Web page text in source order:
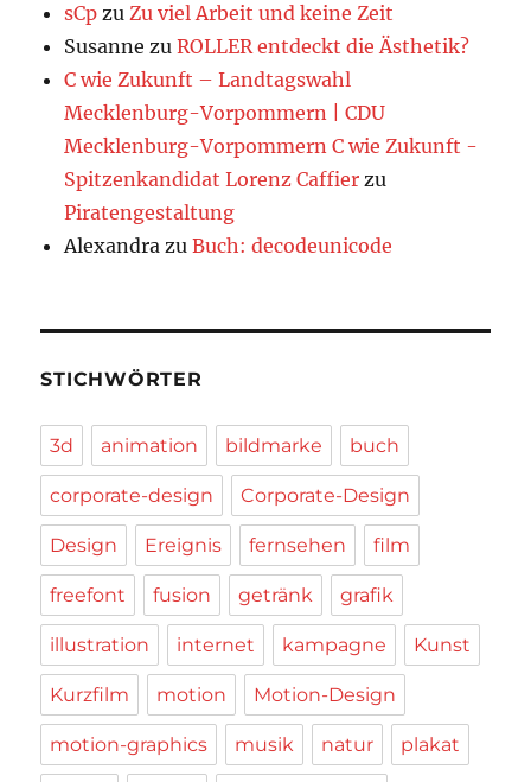
sCp zuZu viel Arbeit und keine Zeit
Susanne zuROLLER entdeckt die Ästhetik?
C wie Zukunft – Landtagswahl
Mecklenburg-Vorpommern | CDU
Mecklenburg-Vorpommern C wie Zukunft -
Spitzenkandidat Lorenz Caffier zu
Piratengestaltung
Alexandra zuBuch: decodeunicode
STICHWÖRTER
3d animation bildmarke buch
corporate-design Corporate-Design
Design Ereignis fernsehen film
freefont fusion getränk grafik
illustration internet kampagne Kunst
Kurzfilm motion Motion-Design
motion-graphics musik natur plakat